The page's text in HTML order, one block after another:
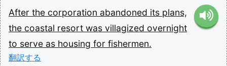
After the corporation abandoned its plans,
the coastal resort was villagized overnight
to serve as housing for fishermen.
翻訳する